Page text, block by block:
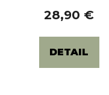
28,90 €
DETAIL